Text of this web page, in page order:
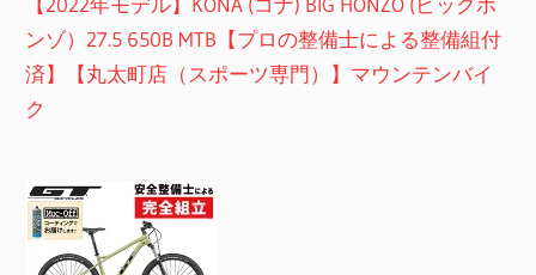
ンゾ）27.5 650B MTB【プロの整備士による整備組付
済】【丸太町店（スポーツ専門）】マウンテンバイ
ク